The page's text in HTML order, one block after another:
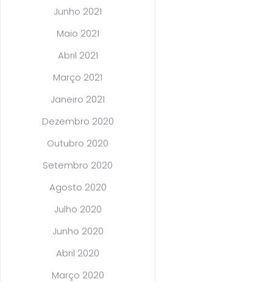
Junho 2021
Maio 2021
Abril 2021
Março 2021
Janeiro 2021
Dezembro 2020
Outubro 2020
Setembro 2020
Agosto 2020
Julho 2020
Junho 2020
Abril 2020
Março 2020